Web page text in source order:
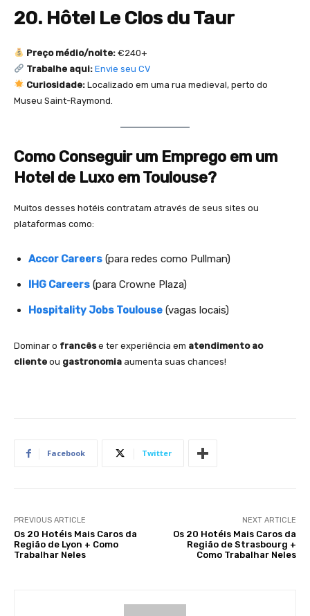
20. Hôtel Le Clos du Taur
Preço médio/noite:€240+
Trabalhe aqui: Envie seu CV
Curiosidade:Localizado em uma rua medieval, perto do
Museu Saint-Raymond.
Como Conseguir um Emprego em um
Hotel de Luxo em Toulouse?
Muitos desses hotéis contratam através de seus sites ou
plataformas como:
Accor Careers (para redes como Pullman)
IHG Careers (para Crowne Plaza)
Hospitality Jobs Toulouse (vagas locais)
Dominar o francêse ter experiência em atendimento ao
cliente ou gastronomia aumenta suas chances!
Facebook Twitter
PREVIOUS ARTICLE
Os 20 Hotéis Mais Caros da
Região de Lyon + Como
Trabalhar Neles
NEXT ARTICLE
Os 20 Hotéis Mais Caros da
Região de Strasbourg +
Como Trabalhar Neles